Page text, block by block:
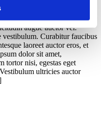
augue auctor vel.
Curabitur faucibus
laoreet auctor eros, et
dolor sit amet,
tortor nisi, egestas eget
ultricies auctor